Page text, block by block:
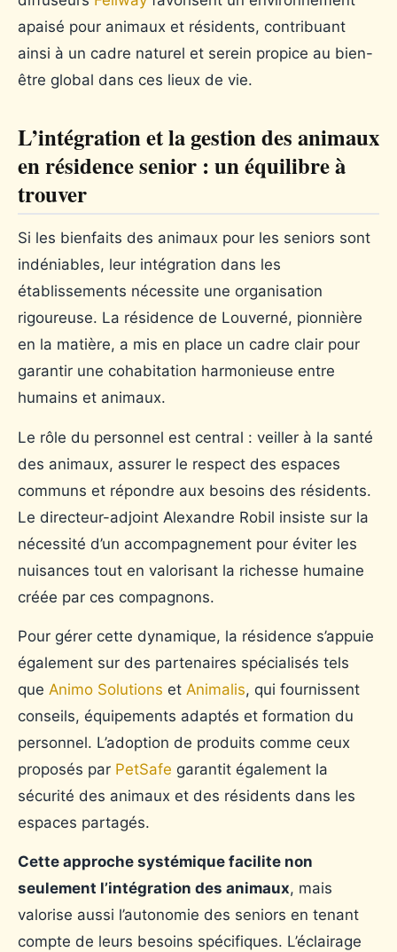
apaisé pour animaux et résidents, contribuant
ainsi à un cadre naturel et serein propice au bien-
être global dans ces lieux de vie.
L’intégration et la gestion des animaux
en résidence senior : un équilibre à
trouver
Si les bienfaits des animaux pour les seniors sont
indéniables, leur intégration dans les
établissements nécessite une organisation
rigoureuse. La résidence de Louverné, pionnière
en la matière, a mis en place un cadre clair pour
garantir une cohabitation harmonieuse entre
humains et animaux.
Le rôle du personnel est central : veiller à la santé
des animaux, assurer le respect des espaces
communs et répondre aux besoins des résidents.
Le directeur-adjoint Alexandre Robil insiste sur la
nécessité d’un accompagnement pour éviter les
nuisances tout en valorisant la richesse humaine
créée par ces compagnons.
Pour gérer cette dynamique, la résidence s’appuie
également sur des partenaires spécialisés tels
que Animo Solutions et Animalis, qui fournissent
conseils, équipements adaptés et formation du
personnel. L’adoption de produits comme ceux
proposés par PetSafe garantit également la
sécurité des animaux et des résidents dans les
espaces partagés.
Cette approche systémique facilite non
seulement l’intégration des animaux, mais
valorise aussi l’autonomie des seniors en tenant
compte de leurs besoins spécifiques. L’éclairage